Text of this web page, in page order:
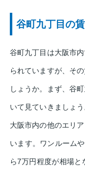
谷町九丁目の
谷町九丁目は大阪市
られていますが、そ
しょうか。まず、谷
いて見ていきましょ
大阪市内の他のエリ
います。ワンルーム
ら7万円程度が相場